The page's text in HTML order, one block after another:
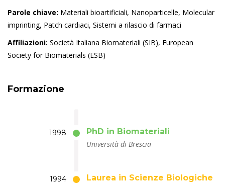
Parole chiave: Materiali bioartificiali, Nanoparticelle, Molecular
imprinting, Patch cardiaci, Sistemi a rilascio di farmaci
Affiliazioni: Società Italiana Biomateriali (SIB), European
Society for Biomaterials (ESB)
Formazione
1998
PhD in Biomateriali
Università di Brescia
1994
Laurea in Scienze Biologiche